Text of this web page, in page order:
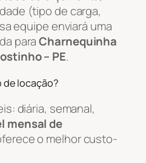
(tipo de carga,
equipe enviará uma
paraCharnequinha
– PE.
de locação?
diária, semanal,
mensal de
o melhor custo-